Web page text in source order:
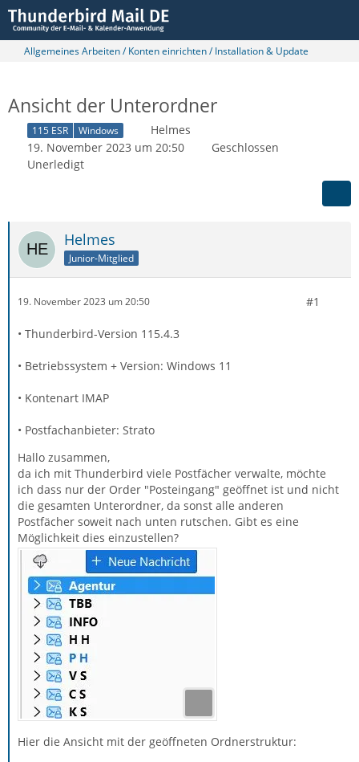
Allgemeines Arbeiten / Konten einrichten / Installation & Update
Ansicht der Unterordner
115 ESR Windows
Helmes
19. November 2023 um 20:50
Geschlossen
Unerledigt
Helmes
Junior-Mitglied
19. November 2023 um 20:50 #1
• Thunderbird-Version 115.4.3
• Betriebssystem + Version: Windows 11
• Kontenart IMAP
• Postfachanbieter: Strato
Hallo zusammen,
da ich mit Thunderbird viele Postfächer verwalte, möchte
ich dass nur der Order "Posteingang" geöffnet ist und nicht
die gesamten Unterordner, da sonst alle anderen
Postfächer soweit nach unten rutschen. Gibt es eine
Möglichkeit dies einzustellen?
Hier die Ansicht mit der geöffneten Ordnerstruktur: